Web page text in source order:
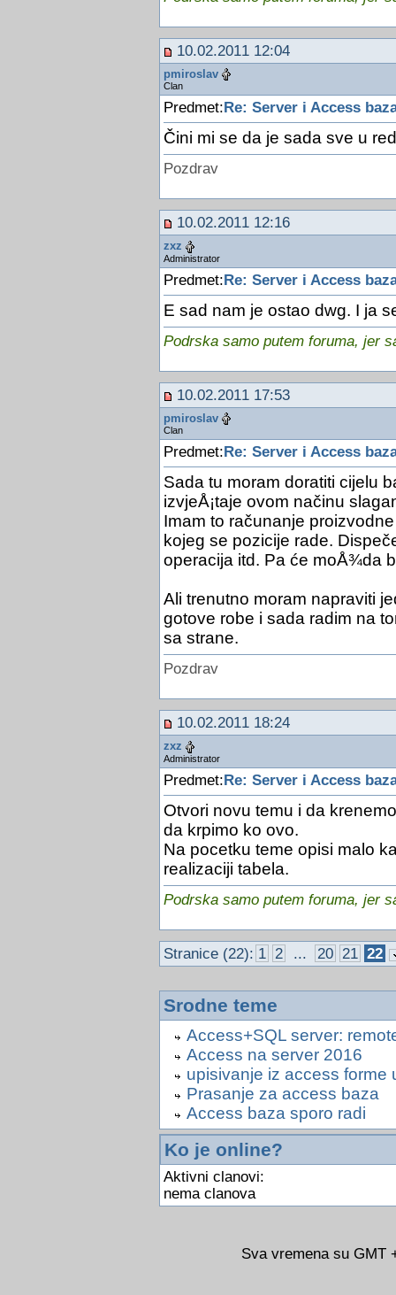
10.02.2011 12:04
pmiroslav
Clan
Predmet: Re: Server i Access
Čini mi se da je sada sve u
Pozdrav
10.02.2011 12:16
zxz
Administrator
Predmet:Re: Server i Access
E sad nam je ostao dwg. I ja
Podrska samo putem foruma, jer
10.02.2011 17:53
pmiroslav
Clan
Predmet: Re: Server i Access
Sada tu moram doratiti cijelu
izvjeÅ¡taje ovom načinu
Imam to računanje
kojeg se pozicije rade.
operacija itd. Pa će moÅ¾da
Ali trenutno moram napraviti
gotove robe i sada radim na
sa strane.
Pozdrav
10.02.2011 18:24
zxz
Administrator
Predmet:Re: Server i Access
Otvori novu temu i da
da krpimo ko ovo.
Na pocetku teme opisi malo
realizaciji tabela.
Podrska samo putem foruma, jer
Stranice (22): 1 2 ... 20 21 22
Srodne teme
Access+SQL server:
Access na server 2016
upisivanje iz access forme
Prasanje za access baza
Access baza sporo radi
Ko je online?
Aktivni clanovi:
nema clanova
Sva vremena su GMT